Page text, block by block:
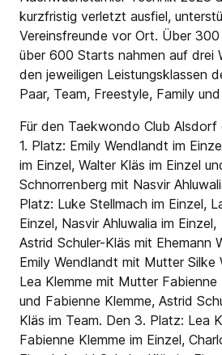
kurzfristig verletzt ausfiel,
Vereinsfreunde vor Ort. Über
über 600 Starts nahmen auf drei
den jeweiligen Leistungsklassen
Paar, Team, Freestyle, Family
Für den Taekwondo Club Alsdorf
1. Platz: Emily Wendlandt im
im Einzel, Walter Kläs im Einzel
Schnorrenberg mit Nasvir
Platz: Luke Stellmach im Einzel,
Einzel, Nasvir Ahluwalia im Einzel,
Astrid Schuler-Kläs mit Ehemann
Emily Wendlandt mit Mutter Silke
Lea Klemme mit Mutter Fabienne
und Fabienne Klemme, Astrid
Kläs im Team. Den 3. Platz: Lea
Fabienne Klemme im Einzel,